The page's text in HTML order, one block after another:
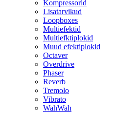
Kompressorid
Lisatarvikud
Loopboxes
Multiefektid
Multiefktiplokid
Muud efektiplokid
Octaver
Overdrive
Phaser
Reverb
Tremolo
Vibrato
WahWah